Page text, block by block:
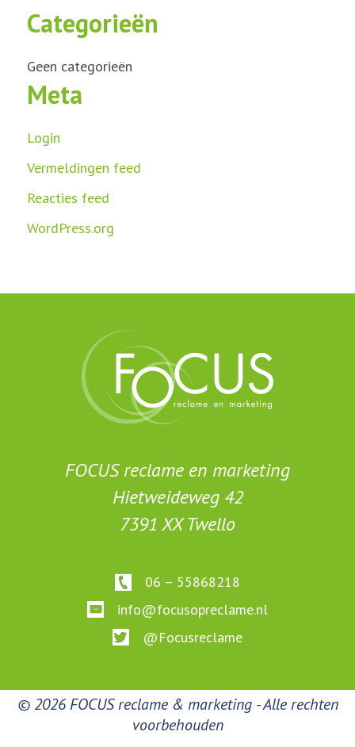
Categorieën
Geen categorieën
Meta
Login
Vermeldingen feed
Reacties feed
WordPress.org
FOCUS reclame en marketing
Hietweideweg 42
7391 XX Twello
06 – 55868218
info@focusopreclame.nl
@Focusreclame
© 2026 FOCUS reclame & marketing - Alle rechten
voorbehouden